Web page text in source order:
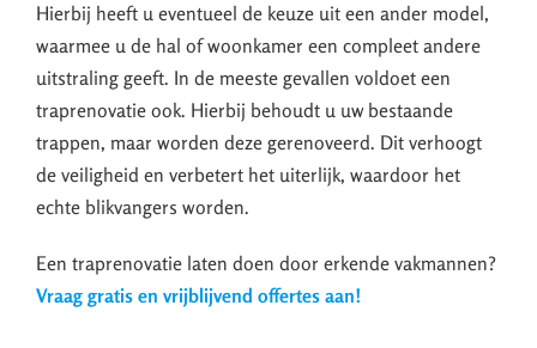
Hierbij heeft u eventueel de keuze uit een ander model,
waarmee u de hal of woonkamer een compleet andere
uitstraling geeft. In de meeste gevallen voldoet een
traprenovatie ook. Hierbij behoudt u uw bestaande
trappen, maar worden deze gerenoveerd. Dit verhoogt
de veiligheid en verbetert het uiterlijk, waardoor het
echte blikvangers worden.
Een traprenovatie laten doen door erkende vakmannen?
Vraag gratis en vrijblijvend offertes aan!